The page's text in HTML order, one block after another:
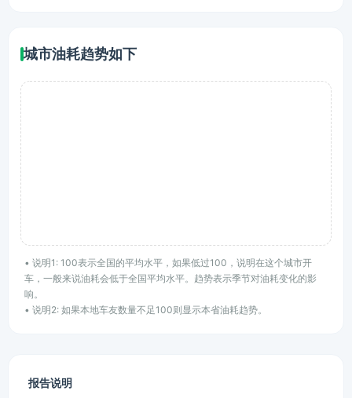
城市油耗趋势如下
• 说明1: 100表示全国的平均水平，如果低过100，说明在这个城市开
车，一般来说油耗会低于全国平均水平。趋势表示季节对油耗变化的影
响。
• 说明2: 如果本地车友数量不足100则显示本省油耗趋势。
报告说明